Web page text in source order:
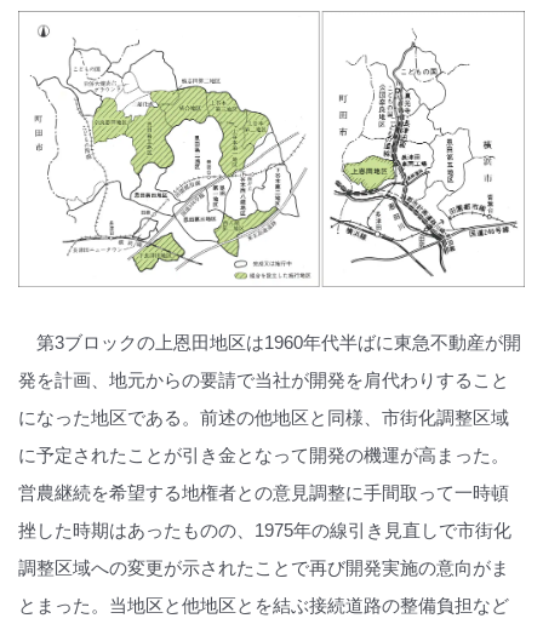
第3ブロックの上恩田地区は1960年代半ばに東急不動産が開
発を計画、地元からの要請で当社が開発を肩代わりすること
になった地区である。前述の他地区と同様、市街化調整区域
に予定されたことが引き金となって開発の機運が高まった。
営農継続を希望する地権者との意見調整に手間取って一時頓
挫した時期はあったものの、1975年の線引き見直しで市街化
調整区域への変更が示されたことで再び開発実施の意向がま
とまった。当地区と他地区とを結ぶ接続道路の整備負担など